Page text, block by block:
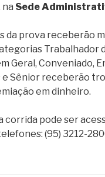
na Sede
da prova receberão
Trabalhador
Geral, Conveniado,
Sênior receberão
em dinheiro.
corrida pode ser
(95) 3212-